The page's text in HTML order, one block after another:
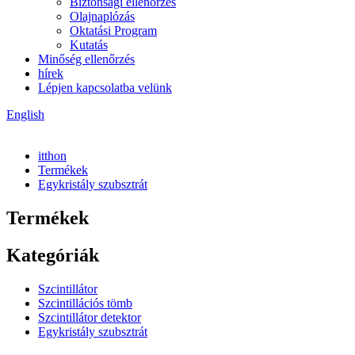
Olajnaplózás
Oktatási Program
Kutatás
Minőség ellenőrzés
hírek
Lépjen kapcsolatba velünk
English
itthon
Termékek
Egykristály szubsztrát
Termékek
Kategóriák
Szcintillátor
Szcintillációs tömb
Szcintillátor detektor
Egykristály szubsztrát